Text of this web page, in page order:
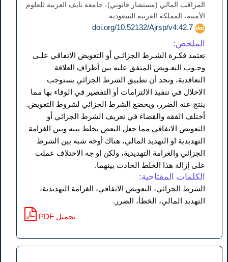
المراقب المالي (مستشار قانوني)، جامعة نايف العربية للعلوم
الأمنية، المملكة العربية السعودية
doi.org/10.52132/Ajrsp/v4.42.7
الملخص:
تعتمد فكـرة الشـرط الجزائـي أو التعويض الاتفاقي علـى
وجـوب التعـويض المتفق عليه بين أطراف العلاقة
التعاقدية، ونجد أن تطبيق الشرط الجزائي يستوجب
الاخلال في تنفيذ الالتزامات أو التقصير في الوفاء بها مما
ينتج عنه الضرر، ويخضع الشرط الجزائي لشروط التعويض.
أختلف الفقه والقضاء في تعريف الشرط الجزائي أو
التعويض الاتفاقي مما جعل البعض يخلط بينه وبين الغرامة
التهديدية او التهديد المالي، هناك أوجه شبه بين الشرط
الجزائي والغرامة التهديدية، ولكن او جه الاختلاف عملت
على إزالة هذا الخلط الحادث بينهما.
الكلمات المفتاحية:
الشرط الجزائي، التعويض الاتفاقي، الغرامة التهديدية،
التهديد المالي، الخطأ، الضرر.
PDF تحميل